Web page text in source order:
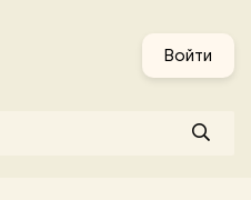
Войти
Корейские песни